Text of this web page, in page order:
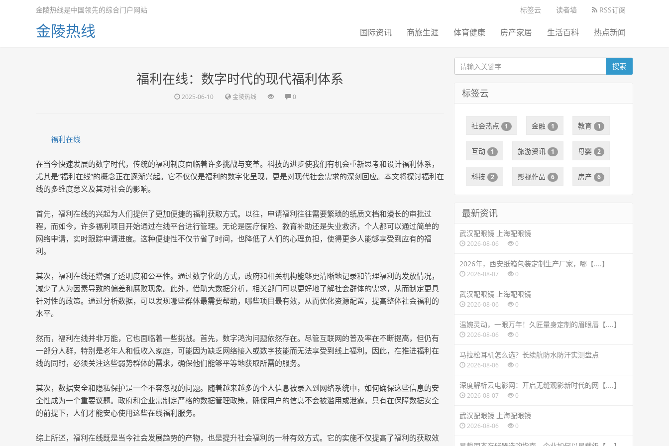
标签云 读者墙 RSS订阅
金陵热线是中国领先的综合门户网站
金陵热线 国际资讯 商旅生涯 体育健康 房产家居 生活百科 热点新闻
福利在线：数字时代的现代福利体系
2025-06-10 金陵热线 0
福利在线
在当今快速发展的数字时代，传统的福利制度面临着许多挑战与变革。科技的进步使我们有机会重新思考和设计福利体系，
尤其是“福利在线”的概念正在逐渐兴起。它不仅仅是福利的数字化呈现，更是对现代社会需求的深刻回应。本文将探讨福利在
线的多维度意义及其对社会的影响。
首先，福利在线的兴起为人们提供了更加便捷的福利获取方式。以往，申请福利往往需要繁琐的纸质文档和漫长的审批过
程，而如今，许多福利项目开始通过在线平台进行管理。无论是医疗保险、教育补助还是失业救济，个人都可以通过简单的
网络申请，实时跟踪申请进度。这种便捷性不仅节省了时间，也降低了人们的心理负担，使得更多人能够享受到应有的福
利。
其次，福利在线还增强了透明度和公平性。通过数字化的方式，政府和相关机构能够更清晰地记录和管理福利的发放情况，
减少了人为因素导致的偏差和腐败现象。此外，借助大数据分析，相关部门可以更好地了解社会群体的需求，从而制定更具
针对性的政策。通过分析数据，可以发现哪些群体最需要帮助，哪些项目最有效，从而优化资源配置，提高整体社会福利的
水平。
然而，福利在线并非万能，它也面临着一些挑战。首先，数字鸿沟问题依然存在。尽管互联网的普及率在不断提高，但仍有
一部分人群，特别是老年人和低收入家庭，可能因为缺乏网络接入或数字技能而无法享受到线上福利。因此，在推进福利在
线的同时，必须关注这些弱势群体的需求，确保他们能够平等地获取所需的服务。
其次，数据安全和隐私保护是一个不容忽视的问题。随着越来越多的个人信息被录入到网络系统中，如何确保这些信息的安
全性成为一个重要议题。政府和企业需制定严格的数据管理政策，确保用户的信息不会被滥用或泄露。只有在保障数据安全
的前提下，人们才能安心使用这些在线福利服务。
综上所述，福利在线既是当今社会发展趋势的产物，也是提升社会福利的一种有效方式。它的实施不仅提高了福利的获取效
搜索
标签云
社会热点 1 金融 1 教育 1
互动 1 旅游资讯 1 母婴 2
科技 2 影视作品 6 房产 6
最新资讯
武汉配眼镜 上海配眼镜
2026-08-06 0
2026年，西安纸箱包装定制生产厂家，哪【....】
2026-08-07 0
武汉配眼镜 上海配眼镜
2026-08-06 0
温婉灵动，一眼万年！久匠量身定制的眉眼唇【....】
2026-08-06 0
马拉松耳机怎么选？长续航防水防汗实测盘点
2026-08-06 0
深度解析云电影网：开启无缝观影新时代的网【....】
2026-08-07 0
武汉配眼镜 上海配眼镜
2026-08-06 0